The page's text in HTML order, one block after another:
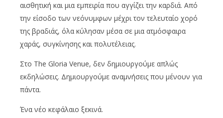
αισθητική και μια εμπειρία που αγγίζει την καρδιά. Από
την είσοδο των νεόνυμφων μέχρι τον τελευταίο χορό
της βραδιάς, όλα κύλησαν μέσα σε μια ατμόσφαιρα
χαράς, συγκίνησης και πολυτέλειας.
Στο The Gloria Venue, δεν δημιουργούμε απλώς
εκδηλώσεις. Δημιουργούμε αναμνήσεις που μένουν για
πάντα.
Ένα νέο κεφάλαιο ξεκινά.